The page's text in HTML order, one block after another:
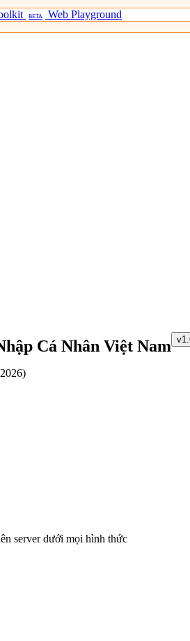
BETA Web Playground
Cá Nhân Việt Nam
server dưới mọi hình thức